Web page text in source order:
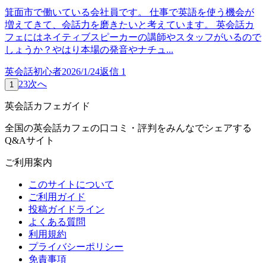
箕面市で働いている会社員です。 仕事で英語を使う機会が
増えてきて、会話力を磨きたいと考えています。 英会話カ
フェにはネイティブスピーカーの講師やスタッフがいるので
しょうか？やはり本場の発音やナチュ...
英会話初心者2026/1/24返信 1
1 23次へ
英会話カフェガイド
全国の英会話カフェの口コミ・評判をみんなでシェアする
Q&Aサイト
ご利用案内
このサイトについて
ご利用ガイド
投稿ガイドライン
よくある質問
利用規約
プライバシーポリシー
免責事項